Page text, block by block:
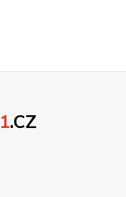
1.CZ